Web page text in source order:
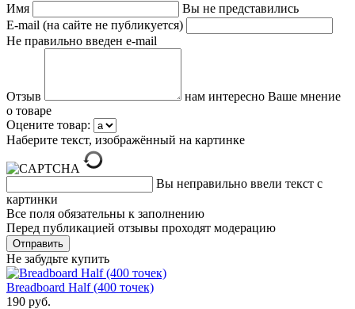
Имя
Вы не представились
E-mail (на сайте не публикуется)
Не правильно введен e-mail
Отзыв
нам интересно Ваше мнение
о товаре
Оцените товар:
Наберите текст, изображённый на картинке
Вы неправильно ввели текст с
картинки
Все поля обязательны к заполнению
Перед публикацией отзывы проходят модерацию
Не забудьте купить
Breadboard Half (400 точек)
190 руб.